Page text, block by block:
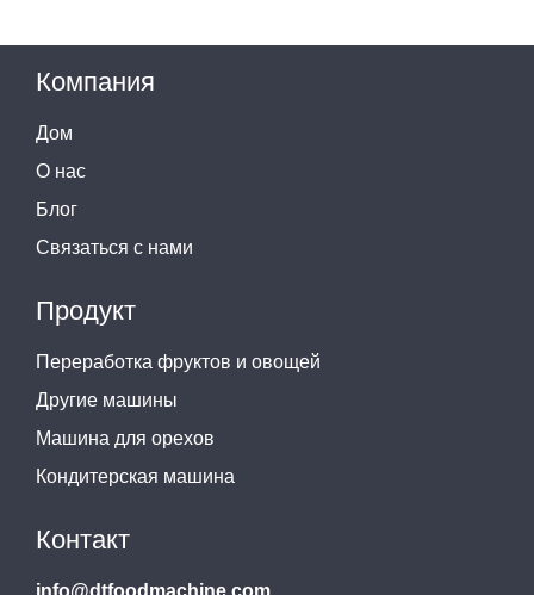
Компания
Дом
О нас
Блог
Связаться с нами
Продукт
Переработка фруктов и овощей
Другие машины
Машина для орехов
Кондитерская машина
Контакт
info@dtfoodmachine.com